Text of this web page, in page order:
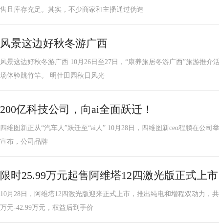
售且库存充足。其实，不少商家和主播通过伪造
风景这边好秋冬游广西
风景这边好秋冬游广西 10月26日至27日，“康养旅居冬游广西”旅游推介
场体验跳竹竿。 明仕田园秋日风光
200亿科技公司，向ai全面跃迁！
四维图新正从“汽车人”跃迁至“ai人” 10月28日，四维图新ceo程鹏在公司
宣布，公司品牌
限时25.99万元起售阿维塔12四激光版正式上市
10月28日，阿维塔12四激光版迎来正式上市，推出纯电和增程双动力，
万元-42.99万元，权益后到手价